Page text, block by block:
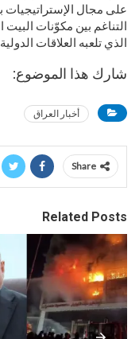
على مجال الإستراتيجيات
التناغم بين مكوّنات
الذي تلعبه العلاقات
شارك هذا الموضوع:
أخبار العراق
Share
Related Posts